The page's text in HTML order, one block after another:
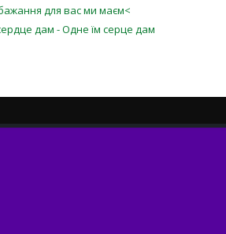
для вас ми маєм<
дам - Одне їм серце дам